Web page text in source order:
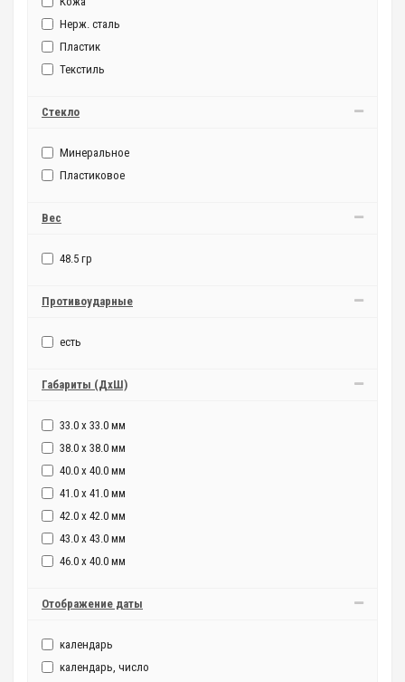
Нерж. сталь
Пластик
Текстиль
Стекло
Минеральное
Пластиковое
Вес
48.5 гр
Противоударные
есть
Габариты (ДxШ)
33.0 x 33.0 мм
38.0 x 38.0 мм
40.0 x 40.0 мм
41.0 x 41.0 мм
42.0 x 42.0 мм
43.0 x 43.0 мм
46.0 x 40.0 мм
Отображение даты
календарь
календарь, число